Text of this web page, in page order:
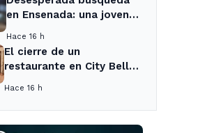
en Ensenada: una joven
Hace 16 h
El cierre de un
restaurante en City Bell
Hace 16 h